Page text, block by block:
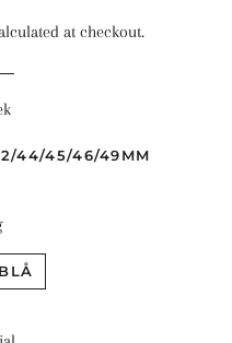
at checkout.
44/45/46/49MM